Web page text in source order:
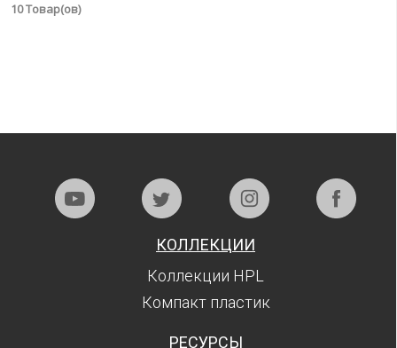
10 Товар(ов)
КОЛЛЕКЦИИ
Коллекции HPL
Компакт пластик
РЕСУРСЫ